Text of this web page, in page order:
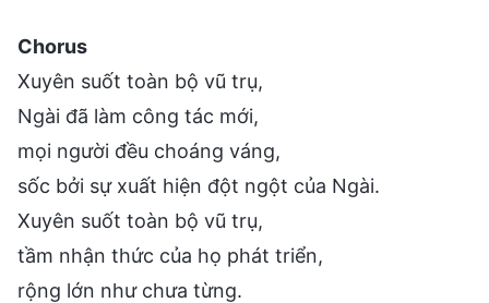
Chorus
Xuyên suốt toàn bộ vũ trụ,
Ngài đã làm công tác mới,
mọi người đều choáng váng,
sốc bởi sự xuất hiện đột ngột của Ngài.
Xuyên suốt toàn bộ vũ trụ,
tầm nhận thức của họ phát triển,
rộng lớn như chưa từng.